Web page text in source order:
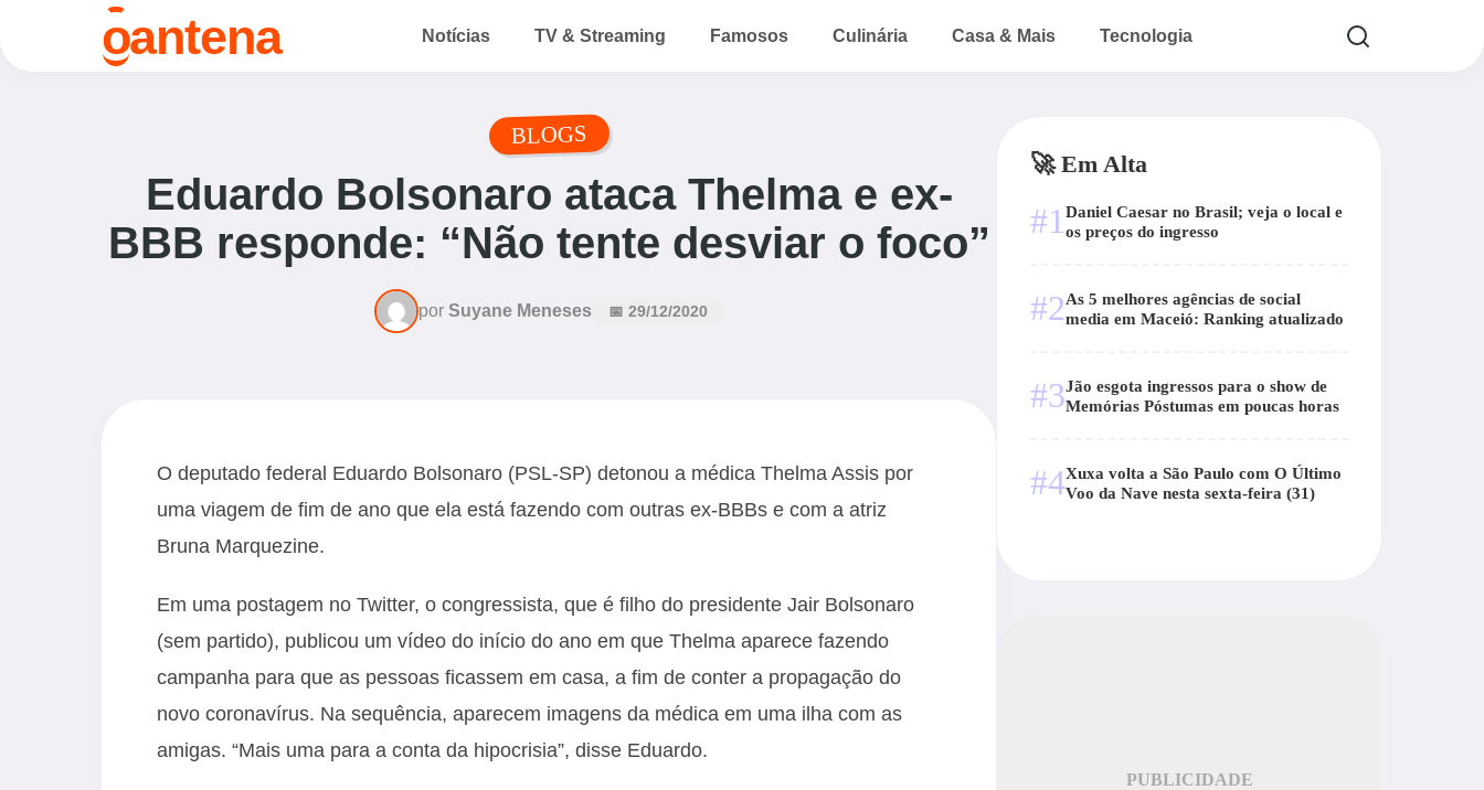
oantena Notícias TV & Streaming Famosos Culinária Casa & Mais Tecnologia
BLOGS
Eduardo Bolsonaro ataca Thelma e ex-
BBB responde: “Não tente desviar o foco”
por Suyane Meneses 📅 29/12/2020
O deputado federal Eduardo Bolsonaro (PSL-SP) detonou a médica Thelma Assis por
uma viagem de fim de ano que ela está fazendo com outras ex-BBBs e com a atriz
Bruna Marquezine.
Em uma postagem no Twitter, o congressista, que é filho do presidente Jair Bolsonaro
(sem partido), publicou um vídeo do início do ano em que Thelma aparece fazendo
campanha para que as pessoas ficassem em casa, a fim de conter a propagação do
novo coronavírus. Na sequência, aparecem imagens da médica em uma ilha com as
amigas. “Mais uma para a conta da hipocrisia”, disse Eduardo.
🚀 Em Alta
#1 Daniel Caesar no Brasil; veja o local e
os preços do ingresso
#2As 5 melhores agências de social
media em Maceió: Ranking atualizado
#3Jão esgota ingressos para o show de
Memórias Póstumas em poucas horas
#4Xuxa volta a São Paulo com O Último
Voo da Nave nesta sexta-feira (31)
PUBLICIDADE